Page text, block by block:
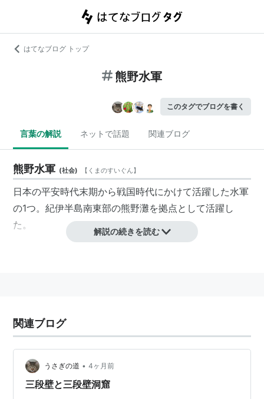
はてなブログ トップ
熊野水軍
このタグでブログを書く
言葉の解説 ネットで話題 関連ブログ
熊野水軍 (社会) 【 くまのすいぐん】
日本の平安時代末期から戦国時代にかけて活躍した水軍
の1つ。紀伊半島南東部の熊野灘を拠点として活躍し
た。
解説の続きを読む
関連ブログ
うさぎの道 • 4ヶ月前
三段壁と三段壁洞窟